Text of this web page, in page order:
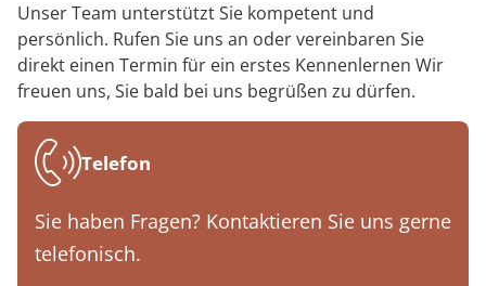
Unser Team unterstützt Sie kompetent und
persönlich. Rufen Sie uns an oder vereinbaren Sie
direkt einen Termin für ein erstes Kennenlernen Wir
freuen uns, Sie bald bei uns begrüßen zu dürfen.
Telefon
Sie haben Fragen? Kontaktieren Sie uns gerne
telefonisch.